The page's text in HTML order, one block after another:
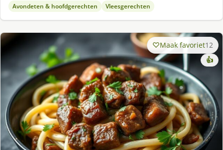
Avondeten & hoofdgerechten Vleesgerechten
Maak favoriet12
👍